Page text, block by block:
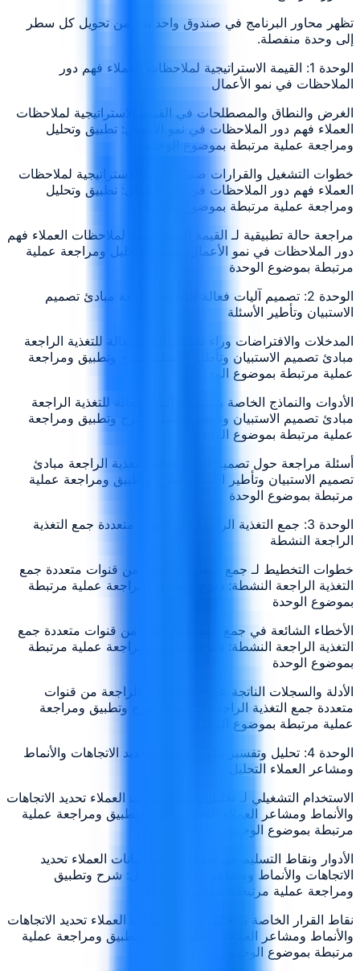
تظهر محاور البرنامج في صندوق واحد بدلاً من تحويل كل سطر
إلى وحدة منفصلة.
الوحدة 1: القيمة الاستراتيجية لملاحظات العملاء فهم دور
الملاحظات في نمو الأعمال
الغرض والنطاق والمصطلحات في القيمة الاستراتيجية لملاحظات
العملاء فهم دور الملاحظات في نمو الأعمال: تطبيق وتحليل
ومراجعة عملية مرتبطة بموضوع الوحدة
خطوات التشغيل والقرارات ضمن القيمة الاستراتيجية لملاحظات
العملاء فهم دور الملاحظات في نمو الأعمال: تطبيق وتحليل
ومراجعة عملية مرتبطة بموضوع الوحدة
مراجعة حالة تطبيقية لـ القيمة الاستراتيجية لملاحظات العملاء فهم
دور الملاحظات في نمو الأعمال: تطبيق وتحليل ومراجعة عملية
مرتبطة بموضوع الوحدة
الوحدة 2: تصميم آليات فعالة للتغذية الراجعة مبادئ تصميم
الاستبيان وتأطير الأسئلة
المدخلات والافتراضات وراء تصميم آليات فعالة للتغذية الراجعة
مبادئ تصميم الاستبيان وتأطير الأسئلة: شرح وتطبيق ومراجعة
عملية مرتبطة بموضوع الوحدة
الأدوات والنماذج الخاصة بـ تصميم آليات فعالة للتغذية الراجعة
مبادئ تصميم الاستبيان وتأطير الأسئلة: شرح وتطبيق ومراجعة
عملية مرتبطة بموضوع الوحدة
أسئلة مراجعة حول تصميم آليات فعالة للتغذية الراجعة مبادئ
تصميم الاستبيان وتأطير الأسئلة: شرح وتطبيق ومراجعة عملية
مرتبطة بموضوع الوحدة
الوحدة 3: جمع التغذية الراجعة من قنوات متعددة جمع التغذية
الراجعة النشطة
خطوات التخطيط لـ جمع التغذية الراجعة من قنوات متعددة جمع
التغذية الراجعة النشطة: شرح وتطبيق ومراجعة عملية مرتبطة
بموضوع الوحدة
الأخطاء الشائعة في جمع التغذية الراجعة من قنوات متعددة جمع
التغذية الراجعة النشطة: شرح وتطبيق ومراجعة عملية مرتبطة
بموضوع الوحدة
الأدلة والسجلات الناتجة عن جمع التغذية الراجعة من قنوات
متعددة جمع التغذية الراجعة النشطة: شرح وتطبيق ومراجعة
عملية مرتبطة بموضوع الوحدة
الوحدة 4: تحليل وتفسير بيانات العملاء تحديد الاتجاهات والأنماط
ومشاعر العملاء التحليل
الاستخدام التشغيلي لـ تحليل وتفسير بيانات العملاء تحديد الاتجاهات
والأنماط ومشاعر العملاء التحليل: شرح وتطبيق ومراجعة عملية
مرتبطة بموضوع الوحدة
الأدوار ونقاط التسليم في تحليل وتفسير بيانات العملاء تحديد
الاتجاهات والأنماط ومشاعر العملاء التحليل: شرح وتطبيق
ومراجعة عملية مرتبطة بموضوع الوحدة
نقاط القرار الخاصة بـ تحليل وتفسير بيانات العملاء تحديد الاتجاهات
والأنماط ومشاعر العملاء التحليل: شرح وتطبيق ومراجعة عملية
مرتبطة بموضوع الوحدة